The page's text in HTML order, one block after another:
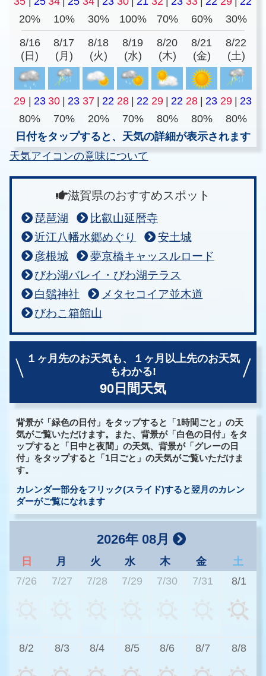
20%
10% 30% 100% 70% 60% 30%
8/16
(日)
8/17
(月)
8/18
(火)
8/19
(水)
8/20
(木)
8/21
(金)
8/22
(土)
29 | 23 30 | 23 37 | 22 28 | 22 29 | 22 28 | 23 29 | 23
80%
70% 20% 70% 80% 80%
80%
日付をタップすると、天気の詳細が表示されます
天気アイコンの意味について
滋賀県のおすすめスポット
琵琶湖
比叡山延暦寺
近江八幡水郷めぐり
安土城
彦根城
夢京橋キャッスルロード
びわ湖バレイ・びわ湖テラス
白鬚神社
メタセコイア並木道
びわこ箱館山
１ヶ月先のお天気も、
１ヶ月以上先のお天気
もわかる!
90日間天気
背景が「緑色の日付」をタップすると「1時間ごと」の天
気がご覧いただけます。また、背景が「白色の日付」をタ
ップすると「日中と夜間」の天気、背景が「グレーの日
付」をタップすると「1日ごと」の天気がご覧いただけま
す。
カレンダー部分をフリック(スライド)すると翌月のカレン
ダーがご覧になれます
2026年 08月
日 月 火 水 木 金
土
7/26
7/27 7/28 7/29 7/30 7/31 8/1
8/2 8/3 8/4 8/5 8/6 8/7 8/8